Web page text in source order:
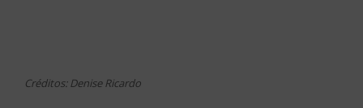
Créditos: Denise Ricardo